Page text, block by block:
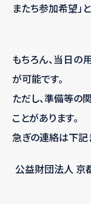
またち参加希望」
もちろん、当日
が可能です。
ただし、準備等の
ことがあります。
急ぎの連絡は下記
公益財団法人 京